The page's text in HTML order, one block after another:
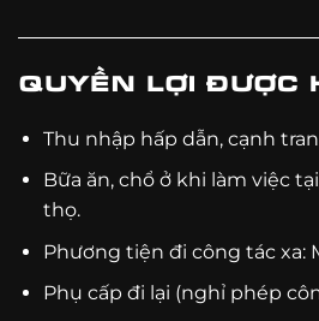
Quyền lợi được
Thu nhập hấp dẫn, cạnh
Bữa ăn, chổ ở khi làm việc
thọ.
Phương tiện đi công tác xa:
Phụ cấp đi lại (nghỉ phép